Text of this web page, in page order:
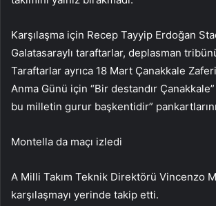
Karşılaşma için Recep Tayyip Erdoğan
Galatasaraylı taraftarlar, deplasman
Taraftarlar ayrıca 18 Mart Çanakkale
Anma Günü için “Bir destandır
bu milletin gurur başkentidir”
Montella da maçı izledi
A Milli Takım Teknik Direktörü Vincenzo
karşılaşmayı yerinde takip etti.